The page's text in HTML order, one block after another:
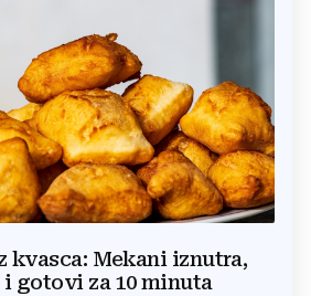
kvasca: Mekani iznutra,
gotovi za 10 minuta